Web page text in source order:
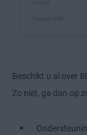
Beschikt u al over
Zo niet, ga dan op